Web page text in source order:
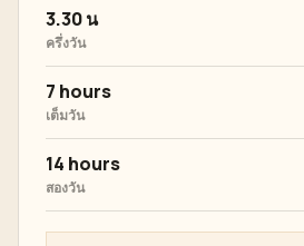
3.30 น
ครึ่งวัน
7 hours
เต็มวัน
14 hours
สองวัน